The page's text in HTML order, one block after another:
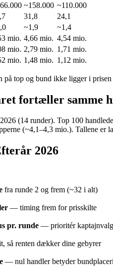
~158.000 ~110.000
31,8
24,1
~1,9
~1,4
mio. 4,66 mio. 4,54 mio.
mio. 2,79 mio. 1,71 mio.
mio. 1,48 mio. 1,12 mio.
top og bund ikke ligger i
fortæller samme
(14 runder). Top 100
(~4,1–4,3 mio.). Tallene er
2026
fra runde 2 og frem (~32 i alt)
— timing frem for prisskilte
pr. runde — prioritér
så renten dækker dine gebyrer
— nul handler betyder